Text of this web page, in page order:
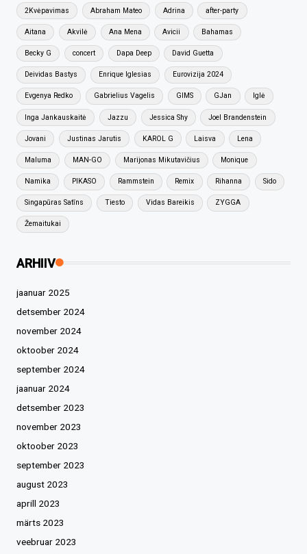
2Kvėpavimas Abraham Mateo Adrina after-party
Aitana Akvilė Ana Mena Avicii Bahamas
Becky G concert Dapa Deep David Guetta
Deividas Bastys Enrique Iglesias Eurovizija 2024
Evgenya Redko Gabrielius Vagelis GIMS GJan Iglė
Inga Jankauskaitė Jazzu Jessica Shy Joel Brandenstein
Jovani Justinas Jarutis KAROL G Laisva Lena
Maluma MAN-GO Marijonas Mikutavičius Monique
Namika PIKASO Rammstein Remix Rihanna Sido
Singapūras Satīns Tiesto Vidas Bareikis ZYGGA
Žemaitukai
ARHIIV
jaanuar 2025
detsember 2024
november 2024
oktoober 2024
september 2024
jaanuar 2024
detsember 2023
november 2023
oktoober 2023
september 2023
august 2023
aprill 2023
märts 2023
veebruar 2023